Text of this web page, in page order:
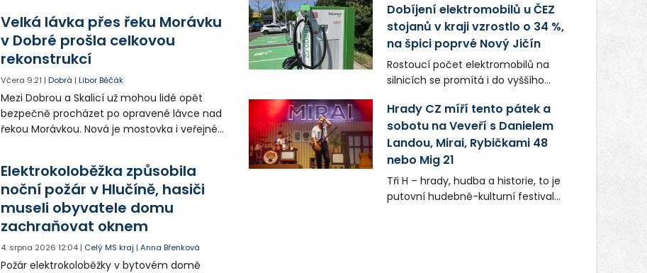
Velká lávka přes řeku Morávku
v Dobré prošla celkovou
rekonstrukcí
Včera 9:21 |Dobrá |Libor Běčák
Mezi Dobrou a Skalicí už mohou lidé opět
bezpečně procházet po opravené lávce nad
řekou Morávkou. Nová je mostovka i veřejné
Elektrokoloběžka způsobila
noční požár v Hlučíně, hasiči
museli obyvatele domu
zachraňovat oknem
4. srpna 2026 12:04 | Celý MS kraj |Anna Břenková
Požár elektrokoloběžky v bytovém domě
mentor České asociace paraplegiků
CZEPA předává své zkušenosti lidem,
kteří se dostali do podobné situace. K
co největší samostatnosti pomáhá
také pacientům hrabyňského
rehabilitačního ústavu.
Dobíjení elektromobilů u ČEZ
stojanů v kraji vzrostlo o 34 %,
na špici poprvé Nový Jičín
Rostoucí počet elektromobilů na
silnicích se promítá i do vyššího
Moravskoslezském kraji. Ve srovnání
se stejným obdobím loňského roku
vzrostl odběr o 34 %. Pomyslná první
příčka v „tankování“ se poprvé v
historii přesunula z Ostravy pod
Beskydy: Nejvytíženější byly stojany u
hypermarketu Tesco v Novém Jičíně,
Hrady CZ míří tento pátek a
sobotu na Veveří s Danielem
Landou, Mirai, Rybičkami 48
nebo Mig 21
Tři H – hrady, hudba a historie, to je
putovní hudebně-kulturní festival